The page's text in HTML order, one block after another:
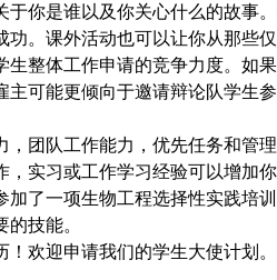
你是谁以及你关心什么的故事
。课外活动也可以让你从那些
整体工作申请的竞争力度。如
可能更倾向于邀请辩论队学生参
团队工作能力，优先任务和管
实习或工作学习经验可以增加
了一项生物工程选择性实践培
技能。
！欢迎申请我们的学生大使计划。